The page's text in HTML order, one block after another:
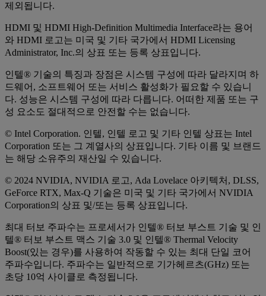
제외됩니다.
HDMI 및 HDMI High-Definition Multimedia Interface라는 용어
와 HDMI 로고는 미국 및 기타 국가에서 HDMI Licensing
Administrator, Inc.의 상표 또는 등록 상표입니다.
인텔® 기술의 특징과 장점은 시스템 구성에 따라 달라지며 하
드웨어, 소프트웨어 또는 서비스 활성화가 필요할 수 있습니
다. 성능은 시스템 구성에 따라 다릅니다. 어떠한 제품 또는 구
성 요소도 절대적으로 안전할 수는 없습니다.
© Intel Corporation. 인텔, 인텔 로고 및 기타 인텔 상표는 Intel
Corporation 또는 그 계열사의 상표입니다. 기타 이름 및 브랜드
는 해당 소유주의 재산일 수 있습니다.
© 2024 NVIDIA, NVIDIA 로고, Ada Lovelace 아키텍처, DLSS,
GeForce RTX, Max-Q 기술은 미국 및 기타 국가에서 NVIDIA
Corporation의 상표 및/또는 등록 상표입니다.
최대 터보 주파수는 프로세서가 인텔® 터보 부스트 기술 및 인
텔® 터보 부스트 맥스 기술 3.0 및 인텔® Thermal Velocity
Boost(있는 경우)를 사용하여 작동할 수 있는 최대 단일 코어
주파수입니다. 주파수는 일반적으로 기가헤르츠(GHz) 또는
초당 10억 사이클로 측정됩니다.